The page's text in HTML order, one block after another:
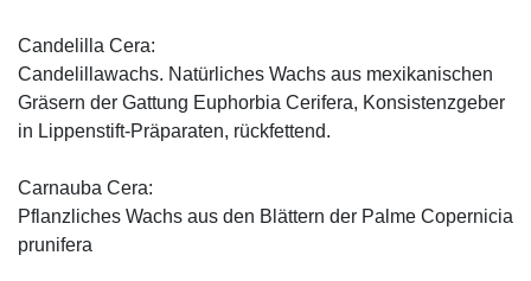
Candelilla Cera:
Candelillawachs. Natürliches Wachs aus mexikanischen
Gräsern der Gattung Euphorbia Cerifera, Konsistenzgeber
in Lippenstift-Präparaten, rückfettend.
Carnauba Cera:
Pflanzliches Wachs aus den Blättern der Palme Copernicia
prunifera